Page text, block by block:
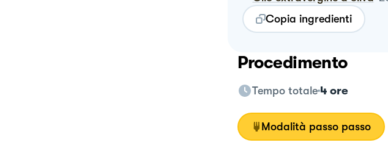
Copia ingredienti
Procedimento
Tempo totale 4 ore
Modalità passo passo